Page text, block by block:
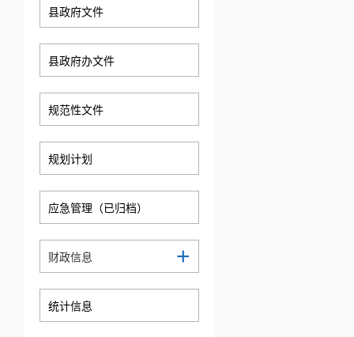
县政府文件
县政府办文件
规范性文件
规划计划
应急管理（已归档）
财政信息 +
统计信息